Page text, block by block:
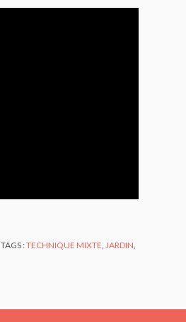
TAGS :TECHNIQUE MIXTE,JARDIN,